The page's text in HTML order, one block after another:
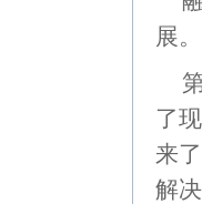
展
了
来
解